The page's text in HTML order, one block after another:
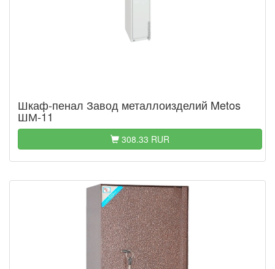
Шкаф-пенал Завод металлоизделий Metos
ШМ-11
308.33 RUR